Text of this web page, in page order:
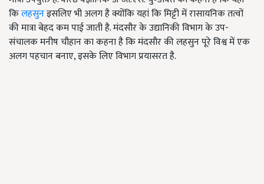
किलहसुनइसलिए भी अलग है क्योंकि यहां कि मिट्टी में रासायनिक तत्वों
की मात्रा बेहद कम पाई जाती है. मंदसौर के उद्यानिकी विभाग के उप-
संचालक मनीष चौहान का कहना है कि मंदसौर की लहसुन पूरे विश्व में एक
अलग पहचान बनाए, इसके लिए विभाग प्रयासरत है.